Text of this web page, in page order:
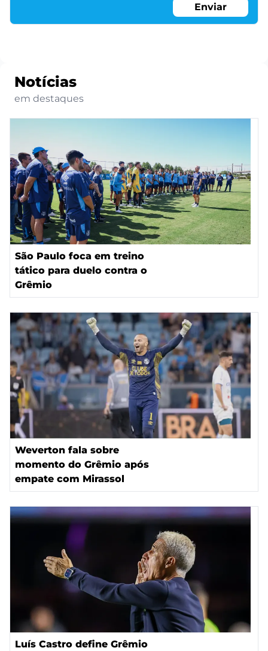
Enviar
Notícias
em destaques
São Paulo foca em treino
tático para duelo contra o
Grêmio
Weverton fala sobre
momento do Grêmio após
empate com Mirassol
Luís Castro define Grêmio